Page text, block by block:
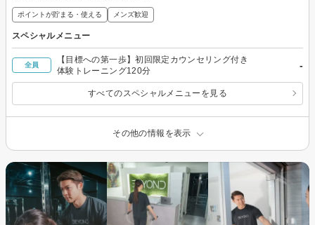
ポイントが貯まる・使える メンズ歓迎
スペシャルメニュー
全員
【目標への第一歩】初回限定カウンセリング付き
体験トレーニング120分
-
すべてのスペシャルメニューを見る
その他の情報を表示